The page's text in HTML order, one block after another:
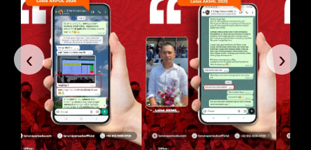
‹ ›